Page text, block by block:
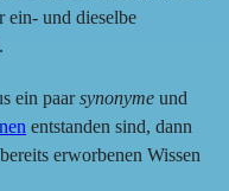
ein- und dieselbe
ein paarsynonyme und
entstanden sind, dann
erworbenen Wissen